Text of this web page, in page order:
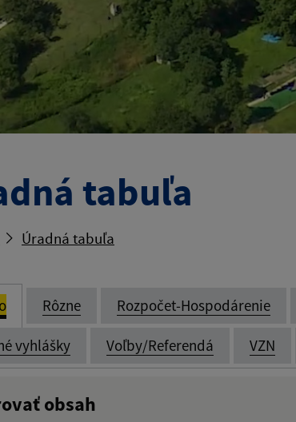
tabuľa
Úradná tabuľa
Rôzne Rozpočet-Hospodárenie
vyhlášky Voľby/Referendá VZN
obsah